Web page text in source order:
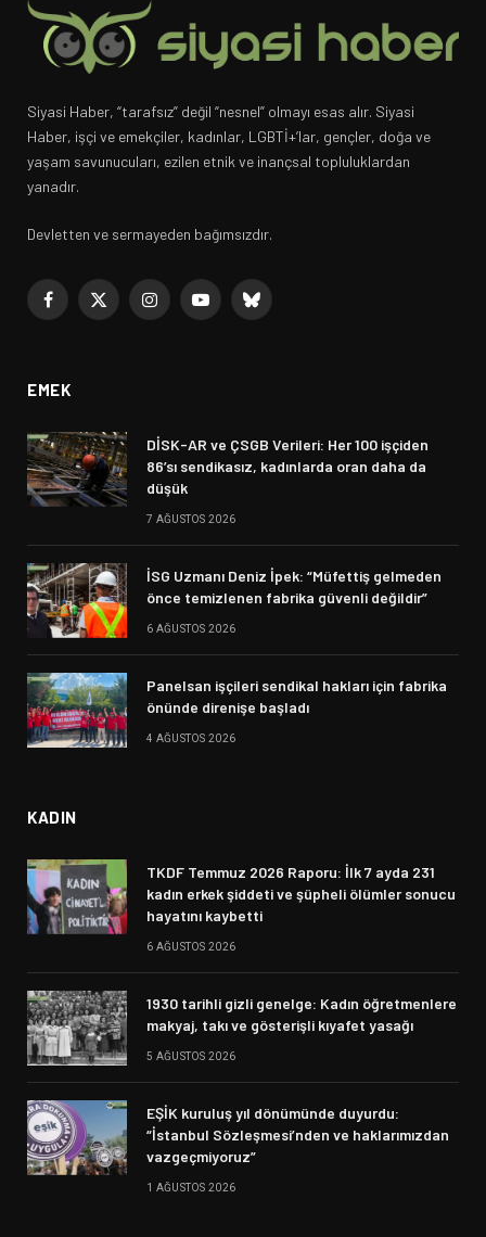
Siyasi Haber, “tarafsız” değil “nesnel” olmayı esas alır. Siyasi
Haber, işçi ve emekçiler, kadınlar, LGBTİ+’lar, gençler, doğa ve
yaşam savunucuları, ezilen etnik ve inançsal topluluklardan
yanadır.
Devletten ve sermayeden bağımsızdır.
Facebook
X
InstagramYouTubeBluesky
EMEK
DİSK-AR ve ÇSGB Verileri: Her 100 işçiden
86’sı sendikasız, kadınlarda oran daha da
düşük
7 AĞUSTOS 2026
İSG Uzmanı Deniz İpek: “Müfettiş gelmeden
önce temizlenen fabrika güvenli değildir”
6 AĞUSTOS 2026
Panelsan işçileri sendikal hakları için fabrika
önünde direnişe başladı
4 AĞUSTOS 2026
KADIN
TKDF Temmuz 2026 Raporu: İlk 7 ayda 231
kadın erkek şiddeti ve şüpheli ölümler sonucu
hayatını kaybetti
6 AĞUSTOS 2026
1930 tarihli gizli genelge: Kadın öğretmenlere
makyaj, takı ve gösterişli kıyafet yasağı
5 AĞUSTOS 2026
EŞİK kuruluş yıl dönümünde duyurdu:
“İstanbul Sözleşmesi’nden ve haklarımızdan
vazgeçmiyoruz”
1 AĞUSTOS 2026